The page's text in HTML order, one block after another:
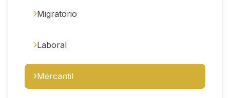
Migratorio
Laboral
Mercantil